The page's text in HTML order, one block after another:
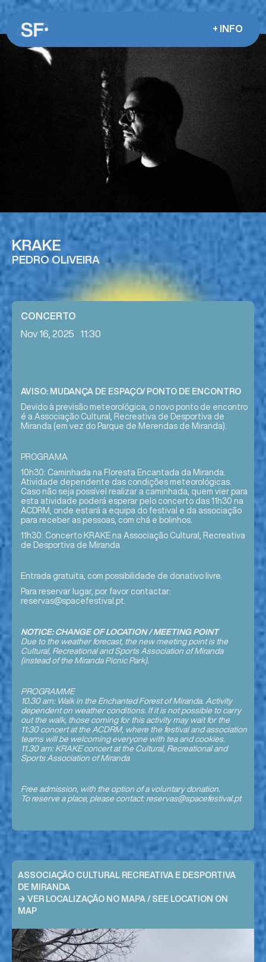
+ INFO
KRAKE
PEDRO OLIVEIRA
CONCERTO
Nov 16, 2025 11:30
AVISO: MUDANÇA DE ESPAÇO/ PONTO DE ENCONTRO
Devido à previsão meteorológica, o novo ponto de encontro
é a Associação Cultural, Recreativa de Desportiva de
Miranda (em vez do Parque de Merendas de Miranda).
PROGRAMA
10h30: Caminhada na Floresta Encantada da Miranda.
Atividade dependente das condições meteorológicas.
Caso não seja possível realizar a caminhada, quem vier para
esta atividade poderá esperar pelo concerto das 11h30 na
ACDRM, onde estará a equipa do festival e da associação
para receber as pessoas, com chá e bolinhos.
11h30: Concerto KRAKE na Associação Cultural, Recreativa
de Desportiva de Miranda
Entrada gratuita, com possibilidade de donativo livre.
Para reservar lugar, por favor contactar:
reservas@spacefestival.pt.
NOTICE: CHANGE OF LOCATION / MEETING POINT
Due to the weather forecast, the new meeting point is the
Cultural, Recreational and Sports Association of Miranda
(instead of the Miranda Picnic Park).
PROGRAMME
10.30 am: Walk in the Enchanted Forest of Miranda. Activity
dependent on weather conditions. If it is not possible to carry
out the walk, those coming for this activity may wait for the
11:30 concert at the ACDRM, where the festival and association
teams will be welcoming everyone with tea and cookies.
11.30 am: KRAKE concert at the Cultural, Recreational and
Sports Association of Miranda
Free admission, with the option of a voluntary donation.
To reserve a place, please contact: reservas@spacefestival.pt
ASSOCIAÇÃO CULTURAL RECREATIVA E DESPORTIVA
DE MIRANDA
→ VER LOCALIZAÇÃO NO MAPA / SEE LOCATION ON
MAP